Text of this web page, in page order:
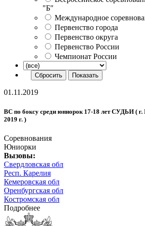
"Б"
Международное
Первенство города
Первенство округа
Первенство России
Чемпионат России
01.11.2019
ВС по боксу среди юниорок 17-18 лет СУДЬИ ( г.
2019 г. )
Соревнования
Юниорки
Вызовы:
Свердловская обл
Респ. Карелия
Кемеровская обл
Оренбургская обл
Костромская обл
Подробнее